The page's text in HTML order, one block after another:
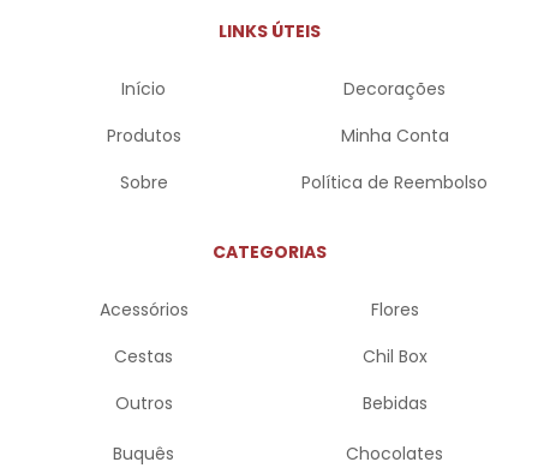
LINKS ÚTEIS
Início
Produtos
Sobre
Decorações
Minha Conta
Política de Reembolso
CATEGORIAS
Acessórios
Cestas
Outros
Flores
Chil Box
Bebidas
Buquês Chocolates